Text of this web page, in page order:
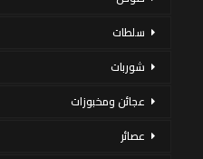
سلطات
شوربات
عجائن ومخبوزات
عصائر